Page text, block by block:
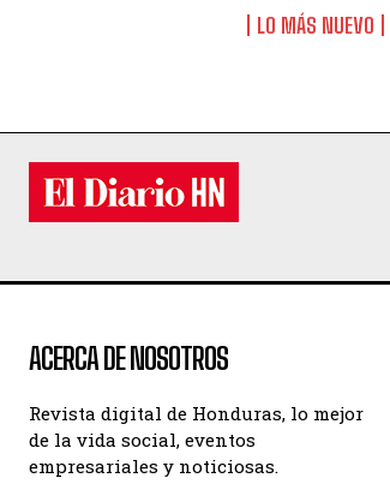
LO MÁS NUEVO
ACERCA DE NOSOTROS
Revista digital de Honduras, lo mejor
de la vida social, eventos
empresariales y noticiosas.